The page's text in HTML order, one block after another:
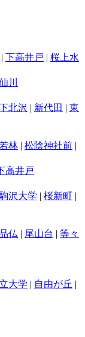
| 下高井戸 | 桜上水
川
北沢 | 新代田 | 東
若林 | 松陰神社前 |
高井戸
沢大学 | 桜新町 |
仏 | 尾山台 | 等々
大学 | 自由が丘 |